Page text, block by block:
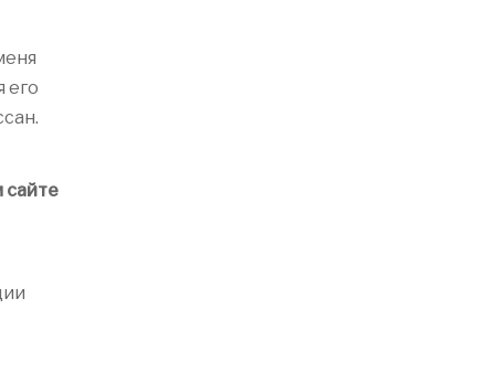
его
сайте